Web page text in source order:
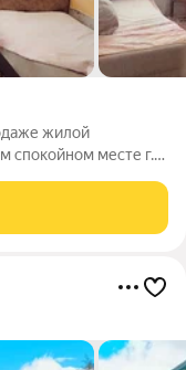
жилой
спокойном месте г.